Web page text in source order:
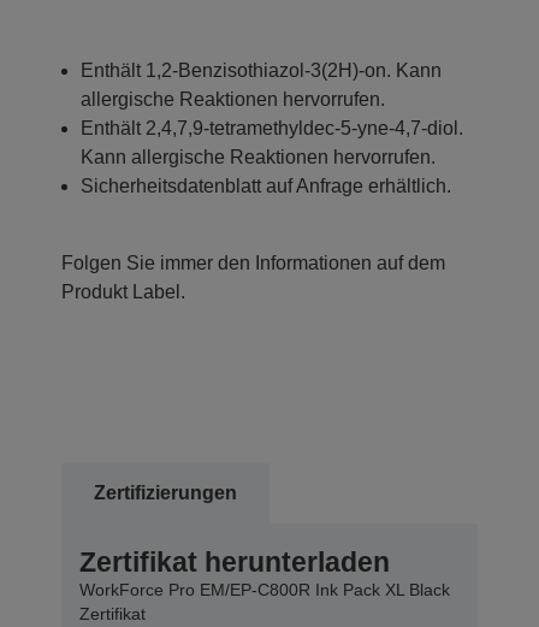
Enthält 1,2-Benzisothiazol-3(2H)-on. Kann
allergische Reaktionen hervorrufen.
Enthält 2,4,7,9-tetramethyldec-5-yne-4,7-diol.
Kann allergische Reaktionen hervorrufen.
Sicherheitsdatenblatt auf Anfrage erhältlich.
Folgen Sie immer den Informationen auf dem
Produkt Label.
Zertifizierungen
Zertifikat herunterladen
WorkForce Pro EM/EP-C800R Ink Pack XL Black
Zertifikat